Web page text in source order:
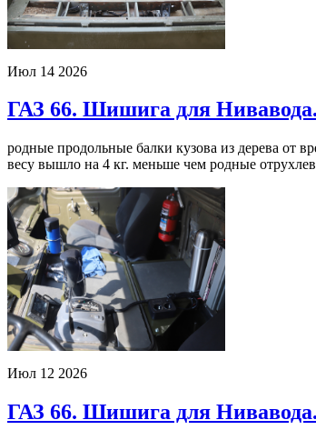
Июл 14 2026
ГАЗ 66. Шишига для
родные продольные балки кузова из дерева от
весу вышло на 4 кг. меньше чем родные
Июл 12 2026
ГАЗ 66. Шишига для